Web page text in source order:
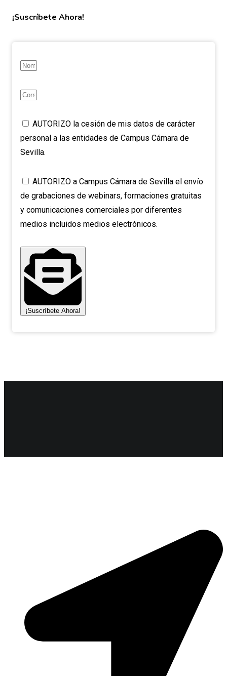
¡Suscríbete Ahora!
AUTORIZO la cesión de mis datos de carácter
personal a las entidades de Campus Cámara de
Sevilla.
AUTORIZO a Campus Cámara de Sevilla el envío
de grabaciones de webinars, formaciones gratuitas
y comunicaciones comerciales por diferentes
medios incluidos medios electrónicos.
¡Suscríbete Ahora!